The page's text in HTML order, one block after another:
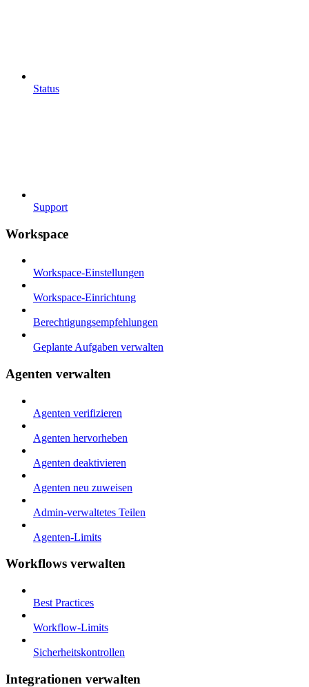
Status
Support
Workspace
Workspace-Einstellungen
Workspace-Einrichtung
Berechtigungsempfehlungen
Geplante Aufgaben verwalten
Agenten verwalten
Agenten verifizieren
Agenten hervorheben
Agenten deaktivieren
Agenten neu zuweisen
Admin-verwaltetes Teilen
Agenten-Limits
Workflows verwalten
Best Practices
Workflow-Limits
Sicherheitskontrollen
Integrationen verwalten